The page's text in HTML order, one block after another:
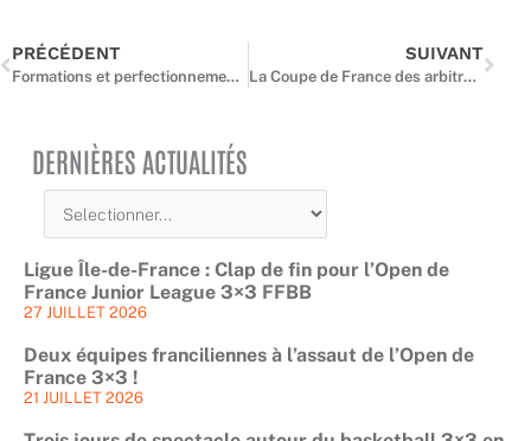
PRÉCÉDENT
Formations et perfectionnements des arbitres – Février 2026
SUIVANT
La Coupe de France des arbitres : 2 arbitres franciliens qualifiés pour les 8èmes de finale
DERNIÈRES ACTUALITÉS
Ligue Île-de-France : Clap de fin pour l’Open de
France Junior League 3×3 FFBB
27 JUILLET 2026
Deux équipes franciliennes à l’assaut de l’Open de
France 3×3 !
21 JUILLET 2026